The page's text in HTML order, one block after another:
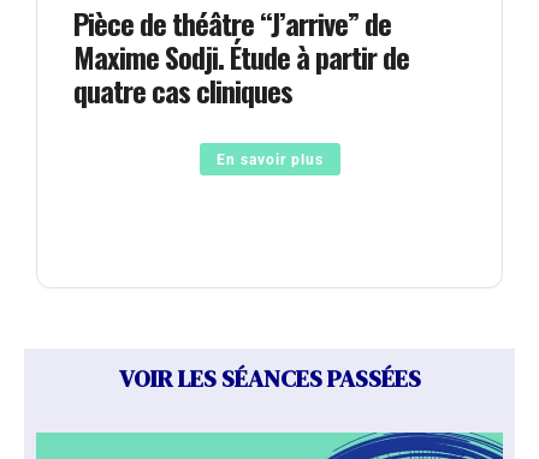
Pièce de théâtre “J’arrive” de
Maxime Sodji. Étude à partir de
quatre cas cliniques
En savoir plus
VOIR LES SÉANCES PASSÉES